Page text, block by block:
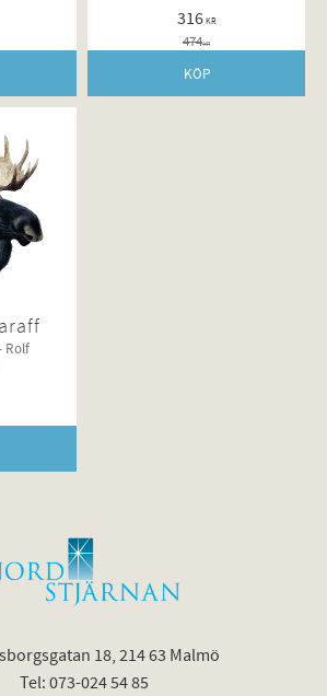
316KR
474KR
KÖP
Rolf
18, 214 63 Malmö
Tel: 073-024 54 85